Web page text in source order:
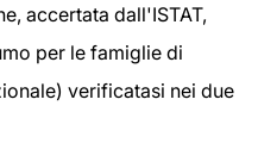
accertata dall'ISTAT,
per le famiglie di
verificatasi nei due